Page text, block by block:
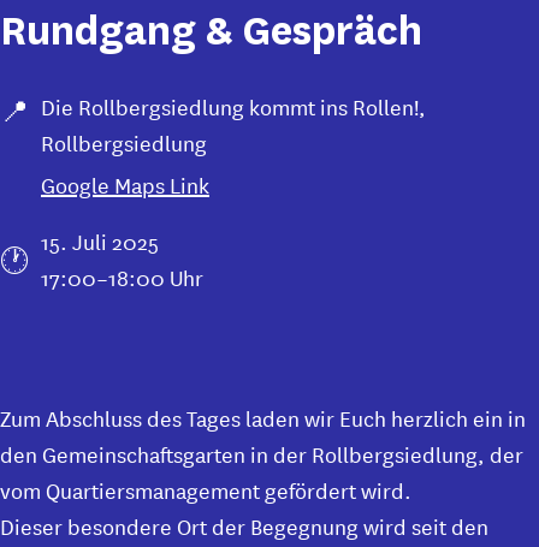
Rundgang & Gespräch
Die Rollbergsiedlung kommt ins Rollen!,
Rollbergsiedlung
Google Maps Link
15. Juli 2025
17:00–18:00 Uhr
Zum Abschluss des Tages laden wir Euch herzlich ein in
den Gemeinschaftsgarten in der Rollbergsiedlung, der
vom Quartiersmanagement gefördert wird.
Dieser besondere Ort der Begegnung wird seit den